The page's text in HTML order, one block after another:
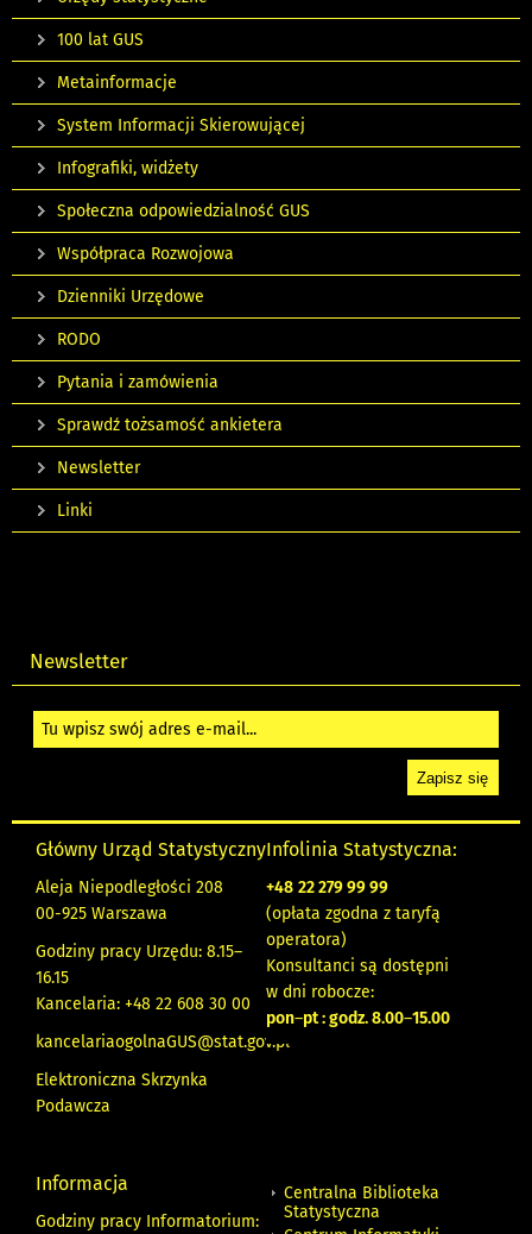
100 lat GUS
Metainformacje
System Informacji Skierowującej
Infografiki, widżety
Społeczna odpowiedzialność GUS
Współpraca Rozwojowa
Dzienniki Urzędowe
RODO
Pytania i zamówienia
Sprawdź tożsamość ankietera
Newsletter
Linki
Newsletter
Główny Urząd Statystyczny
Aleja Niepodległości 208
00-925 Warszawa
Godziny pracy Urzędu: 8.15–
16.15
Kancelaria: +48 22 608 30 00
kancelariaogolnaGUS@stat.gov.pl
Elektroniczna Skrzynka
Podawcza
Infolinia Statystyczna:
+48 22 279 99 99
(opłata zgodna z taryfą
operatora)
Konsultanci są dostępni
w dni robocze:
pon–pt : godz. 8.00–15.00
Informacja
Godziny pracy Informatorium:
Centralna Biblioteka
Statystyczna